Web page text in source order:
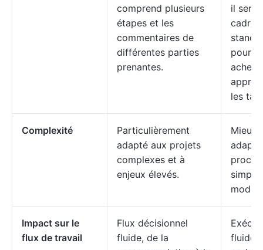
comprend plusieurs
étapes et les
commentaires de
différentes parties
prenantes.
il sert
cadre
pour
les
Complexité
Particulièrement
adapté aux projets
complexes et à
enjeux élevés.
Mieux
Impact sur le
flux de travail
Flux décisionnel
fluide, de la
fluide